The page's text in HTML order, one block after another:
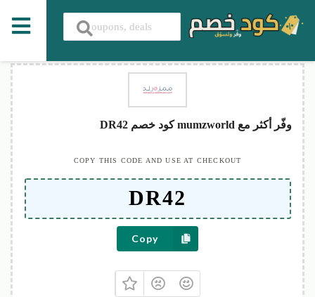
وفّر أكثر مع mumzworld كود خصم DR42
COPY THIS CODE AND USE AT CHECKOUT
Copy